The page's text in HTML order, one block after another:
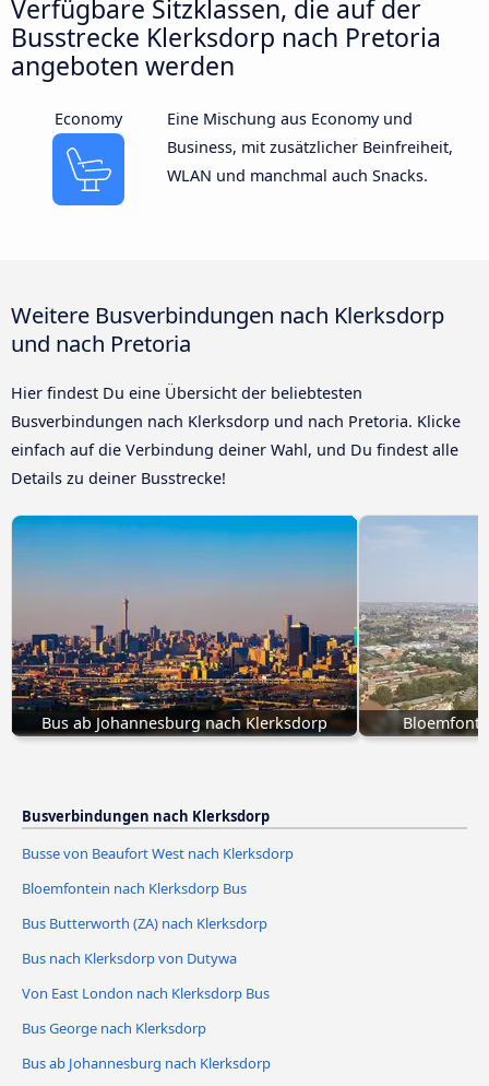
Verfügbare Sitzklassen, die auf der
Busstrecke Klerksdorp nach Pretoria
angeboten werden
Economy
Eine Mischung aus Economy und
Business, mit zusätzlicher Beinfreiheit,
WLAN und manchmal auch Snacks.
Weitere Busverbindungen nach Klerksdorp
und nach Pretoria
Hier findest Du eine Übersicht der beliebtesten
Busverbindungen nach Klerksdorp und nach Pretoria. Klicke
einfach auf die Verbindung deiner Wahl, und Du findest alle
Details zu deiner Busstrecke!
Bus ab Johannesburg nach Klerksdorp
Busverbindungen nach Klerksdorp
Busse von Beaufort West nach Klerksdorp
Bloemfontein nach Klerksdorp Bus
Bus Butterworth (ZA) nach Klerksdorp
Bus nach Klerksdorp von Dutywa
Von East London nach Klerksdorp Bus
Bus George nach Klerksdorp
Bus ab Johannesburg nach Klerksdorp